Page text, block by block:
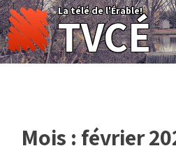
Skip
to
content
La télé de l'Érable!
TVCÉ
Mois : février